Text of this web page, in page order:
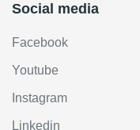
Social media
Facebook
Youtube
Instagram
Linkedin